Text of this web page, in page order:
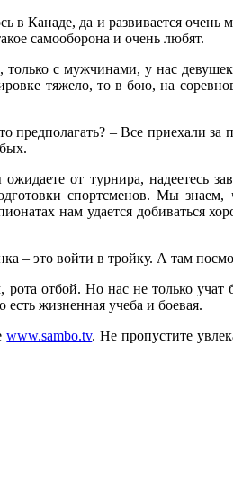
в Канаде, да и развивается очень
самооборона и очень любят.
с мужчинами, у нас
тяжело, то в бою, на
предполагать? – Все приехали за
от турнира, надеетесь
спортсменов. Мы знаем,
нам удается добиваться
– это войти в тройку. А там
отбой. Но нас не только учат
жизненная учеба и боевая.
www.sambo.tv. Не пропустите